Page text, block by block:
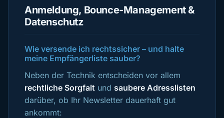
Anmeldung, Bounce-Management &
Datenschutz
Wie versende ich rechtssicher – und halte
meine Empfängerliste sauber?
Neben der Technik entscheiden vor allem
rechtliche Sorgfalt und saubere Adresslisten
darüber, ob Ihr Newsletter dauerhaft gut
ankommt: